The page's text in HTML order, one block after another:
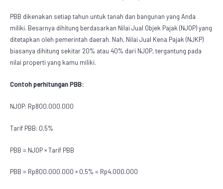
PBB dikenakan setiap tahun untuk tanah dan bangunan yang Anda
miliki. Besarnya dihitung berdasarkan Nilai Jual Objek Pajak (NJOP) yang
ditetapkan oleh pemerintah daerah. Nah, Nilai Jual Kena Pajak (NJKP)
biasanya dihitung sekitar 20% atau 40% dari NJOP, tergantung pada
nilai properti yang kamu miliki.
Contoh perhitungan PBB:
NJOP: Rp800.000.000
Tarif PBB: 0,5%
PBB = NJOP × Tarif PBB
PBB = Rp800.000.000 × 0,5% = Rp4.000.000